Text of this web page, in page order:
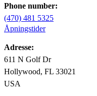
Phone number:
(470) 481 5325
Åpningstider
Adresse:
611 N Golf Dr
Hollywood, FL 33021
USA